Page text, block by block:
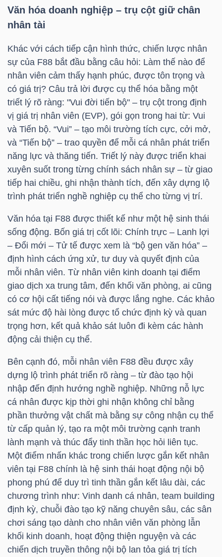
Văn hóa doanh nghiệp – trụ cột giữ chân
nhân tài
Khác với cách tiếp cận hình thức, chiến lược nhân
sự của F88 bắt đầu bằng câu hỏi: Làm thế nào để
nhân viên cảm thấy hạnh phúc, được tôn trọng và
có giá trị? Câu trả lời được cụ thể hóa bằng một
triết lý rõ ràng: "Vui đời tiến bộ" – trụ cột trong định
vị giá trị nhân viên (EVP), gói gọn trong hai từ: Vui
và Tiến bộ. “Vui” – tạo môi trường tích cực, cởi mở,
và “Tiến bộ” – trao quyền để mỗi cá nhân phát triển
năng lực và thăng tiến. Triết lý này được triển khai
xuyên suốt trong từng chính sách nhân sự – từ giao
tiếp hai chiều, ghi nhận thành tích, đến xây dựng lộ
trình phát triển nghề nghiệp cụ thể cho từng vị trí.
Văn hóa tại F88 được thiết kế như một hệ sinh thái
sống động. Bốn giá trị cốt lõi: Chính trực – Lanh lợi
– Đổi mới – Tử tế được xem là “bộ gen văn hóa” –
định hình cách ứng xử, tư duy và quyết định của
mỗi nhân viên. Từ nhân viên kinh doanh tại điểm
giao dịch xa trung tâm, đến khối văn phòng, ai cũng
có cơ hội cất tiếng nói và được lắng nghe. Các khảo
sát mức độ hài lòng được tổ chức định kỳ và quan
trọng hơn, kết quả khảo sát luôn đi kèm các hành
động cải thiện cụ thể.
Bên cạnh đó, mỗi nhân viên F88 đều được xây
dựng lộ trình phát triển rõ ràng – từ đào tạo hội
nhập đến định hướng nghề nghiệp. Những nỗ lực
cá nhân được kịp thời ghi nhận không chỉ bằng
phần thưởng vật chất mà bằng sự công nhận cụ thể
từ cấp quản lý, tạo ra một môi trường cạnh tranh
lành mạnh và thúc đẩy tinh thần học hỏi liên tục.
Một điểm nhấn khác trong chiến lược gắn kết nhân
viên tại F88 chính là hệ sinh thái hoạt động nội bộ
phong phú để duy trì tinh thần gắn kết lâu dài, các
chương trình như: Vinh danh cá nhân, team building
định kỳ, chuỗi đào tạo kỹ năng chuyên sâu, các sân
chơi sáng tạo dành cho nhân viên văn phòng lẫn
khối kinh doanh, hoạt động thiện nguyện và các
chiến dịch truyền thông nội bộ lan tỏa giá trị tích
TƯ
TRUY
XUẤT
DỮ
LIỆU
Ngành
(-)
VS-
SECTOR
NĂNG
LƯỢNG
NGUYÊN
LIỆU
CÔNG
NGHIỆP
TIÊU
DÙNG
KHÔNG
THIẾT